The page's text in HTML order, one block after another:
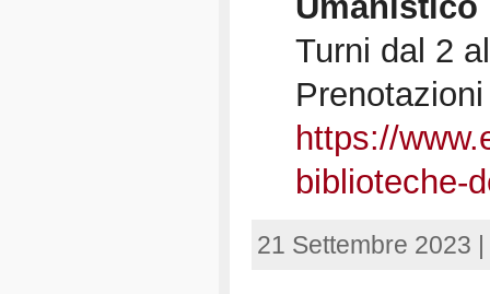
Turni dal 2
https://
biblioteche-
21 Settembre 2023 |